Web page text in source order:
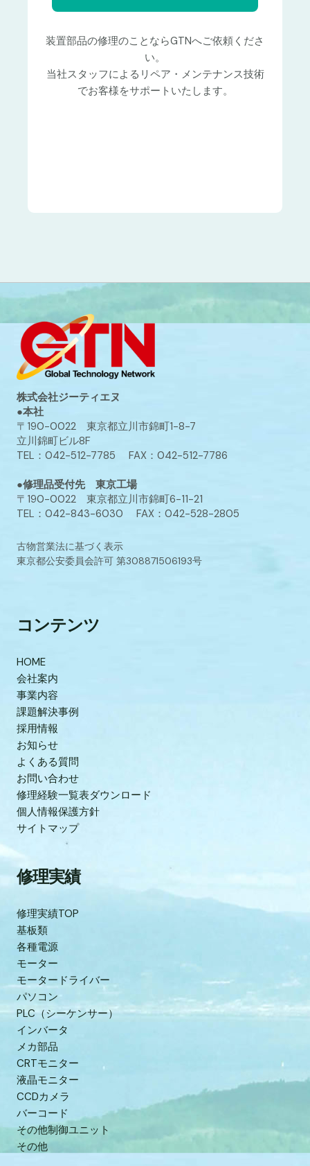
装置部品の修理のことならGTNへご依頼くださ
い。
当社スタッフによるリペア・メンテナンス技術
でお客様をサポートいたします。
株式会社ジーティエヌ
●本社
〒190-0022 東京都立川市錦町1-8-7
立川錦町ビル8F
TEL：042-512-7785 FAX：042-512-7786
●修理品受付先 東京工場
〒190-0022 東京都立川市錦町6-11-21
TEL：042-843-6030 FAX：042-528-2805
古物営業法に基づく表示
東京都公安委員会許可 第308871506193号
コンテンツ
HOME
会社案内
事業内容
課題解決事例
採用情報
お知らせ
よくある質問
お問い合わせ
修理経験一覧表ダウンロード
個人情報保護方針
サイトマップ
修理実績
修理実績TOP
基板類
各種電源
モーター
モータードライバー
パソコン
PLC（シーケンサー）
インバータ
メカ部品
CRTモニター
液晶モニター
CCDカメラ
バーコード
その他制御ユニット
その他